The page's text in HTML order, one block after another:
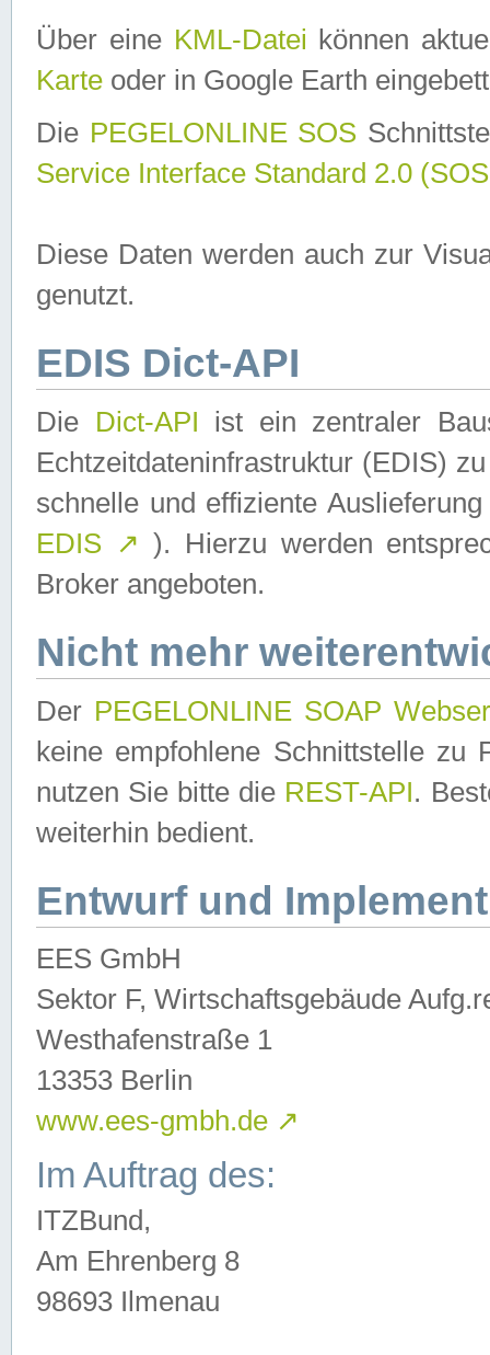
Über eine KML-Datei können
Karte oder in Google Earth
Die PEGELONLINE SOS
Service Interface Standard 2.0
Diese Daten werden auch zur
genutzt.
EDIS Dict-API
Die Dict-API ist ein zentraler
Echtzeitdateninfrastruktur (EDIS)
schnelle und effiziente
EDIS ↗ ). Hierzu werden
Broker angeboten.
Nicht mehr
Der PEGELONLINE SOAP
keine empfohlene Schnittstelle zu
nutzen Sie bitte die REST-API.
weiterhin bedient.
Entwurf und
EES GmbH
Sektor F, Wirtschaftsgebäude
Westhafenstraße 1
13353 Berlin
www.ees-gmbh.de ↗
Im Auftrag des:
ITZBund,
Am Ehrenberg 8
98693 Ilmenau